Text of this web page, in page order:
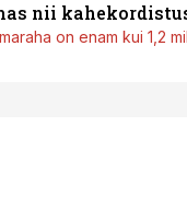
nii
on enam kui 1,2